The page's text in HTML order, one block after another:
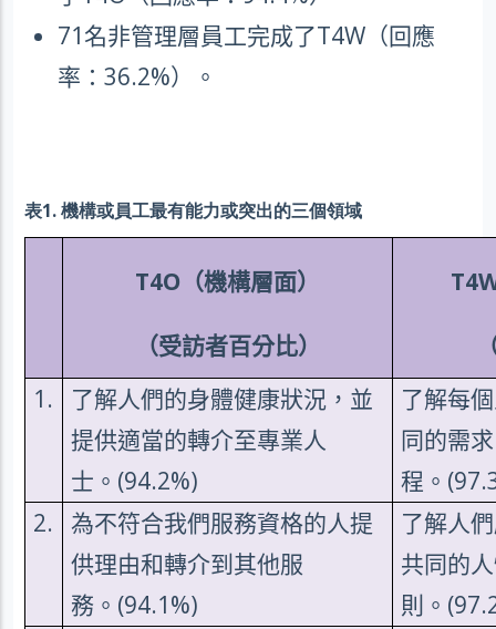
71名非管理層員工完成了T4W （回應
率： 36.2%）。
表1. 機構或員工最有能力或突出的三個領域
T4O （機構層面）
（受訪者百分比）
1.
了解人們的身體健康狀況，並
提供適當的轉介至專業人
士。 (94.2%)
了解每
同的需
程。
2.
為不符合我們服務資格的人提
供理由和轉介到其他服
務。 (94.1%)
了解人
共同的
則。